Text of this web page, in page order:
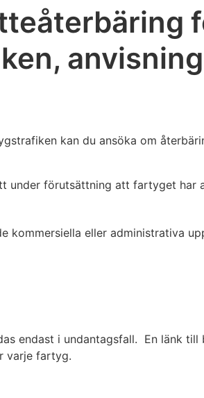
kan du ansöka om
under förutsättning att fartyget har
kommersiella eller administrativa
endast i undantagsfall. En länk
varje fartyg.